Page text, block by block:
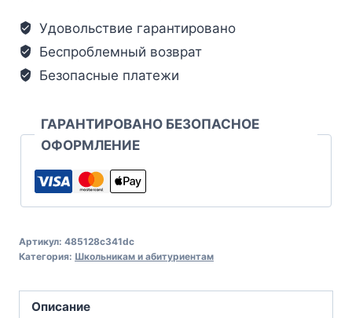
Удовольствие гарантировано
Беспроблемный возврат
Безопасные платежи
ГАРАНТИРОВАНО БЕЗОПАСНОЕ
ОФОРМЛЕНИЕ
Артикул: 485128c341dc
Категория: Школьникам и абитуриентам
Описание